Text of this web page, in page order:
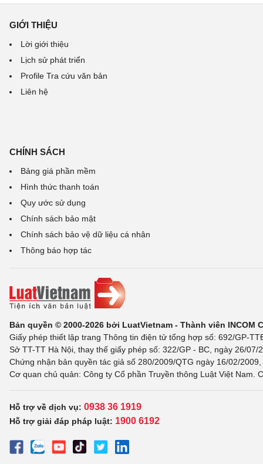
GIỚI THIỆU
Lời giới thiệu
Lịch sử phát triển
Profile Tra cứu văn bản
Liên hệ
CHÍNH SÁCH
Bảng giá phần mềm
Hình thức thanh toán
Quy ước sử dụng
Chính sách bảo mật
Chính sách bảo vệ dữ liệu cá nhân
Thông báo hợp tác
Bản quyền © 2000-2026 bởi LuatVietnam - Thành viên INCOM
Giấy phép thiết lập trang Thông tin điện tử tổng hợp số: 692/GP-
Sở TT-TT Hà Nội, thay thế giấy phép số: 322/GP - BC, ngày 26/
Chứng nhận bản quyền tác giả số 280/2009/QTG ngày 16/02/
Cơ quan chủ quản: Công ty Cổ phần Truyền thông Luật Việt Nam.
Hỗ trợ về dịch vụ: 0938 36 1919
Hỗ trợ giải đáp pháp luật: 1900 6192